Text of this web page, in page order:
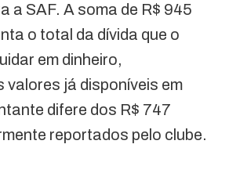
a SAF. A soma de R$ 945
o total da dívida que o
em dinheiro,
valores já disponíveis em
difere dos R$ 747
reportados pelo clube.